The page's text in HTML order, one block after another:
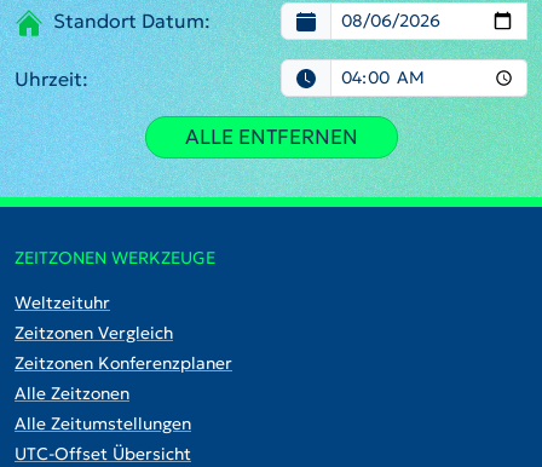
Standort Datum:
Uhrzeit:
ALLE ENTFERNEN
ZEITZONEN WERKZEUGE
Weltzeituhr
Zeitzonen Vergleich
Zeitzonen Konferenzplaner
Alle Zeitzonen
Alle Zeitumstellungen
UTC-Offset Übersicht